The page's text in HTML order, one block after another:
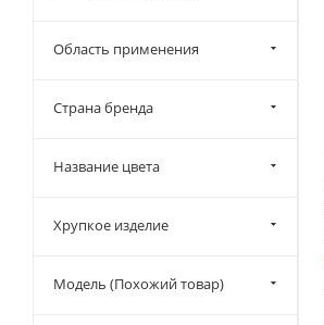
Область применения
Страна бренда
Название цвета
Хрупкое изделие
Модель (Похожий товар)